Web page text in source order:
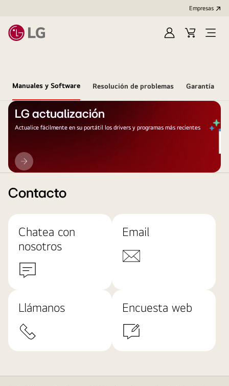
Empresas
IniciarCarritoOpen
Manuales y Software Resolución de problemas Garantía
LG actualización
Actualice fácilmente en su portátil los drivers y programas más recientes
LG
actualización
Contacto
Chatea con
nosotros
Email
Llámanos Encuesta web